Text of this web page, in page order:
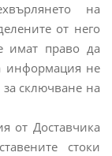
на
от него
имат право да
информация не
сключване на
от Доставчика
стоки